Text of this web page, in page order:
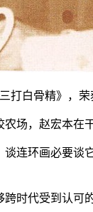
白骨精》，
场，赵宏本
谈连环画必要谈
时代受到认